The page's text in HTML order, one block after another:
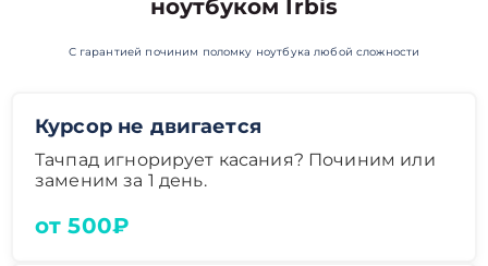
ноутбуком Irbis
С гарантией починим поломку ноутбука любой сложности
Курсор не двигается
Тачпад игнорирует касания? Починим или
заменим за 1 день.
от 500₽